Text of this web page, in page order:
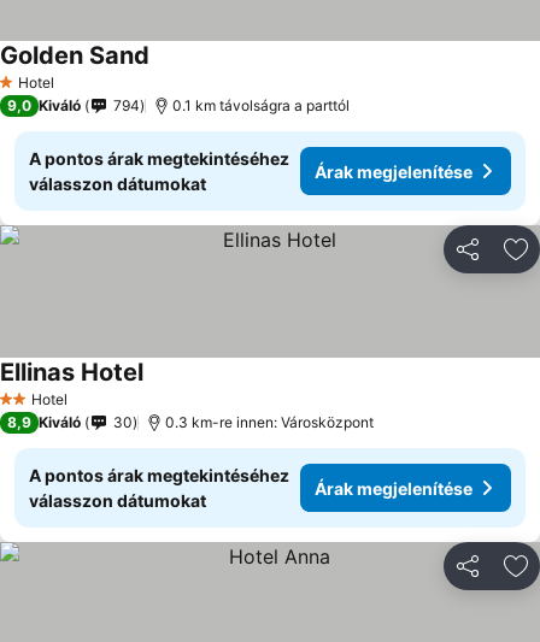
1 Kategória
Hotel
Golden Sand
9,0 Kiváló 794 0.1 km távolságra a parttól
A pontos árak megtekintéséhez
válasszon dátumokat
Árak megjelenítése
2 Kategória
Hotel
Ellinas Hotel
8,9 Kiváló 30 0.3 km-re innen: Városközpont
A pontos árak megtekintéséhez
válasszon dátumokat
Árak megjelenítése